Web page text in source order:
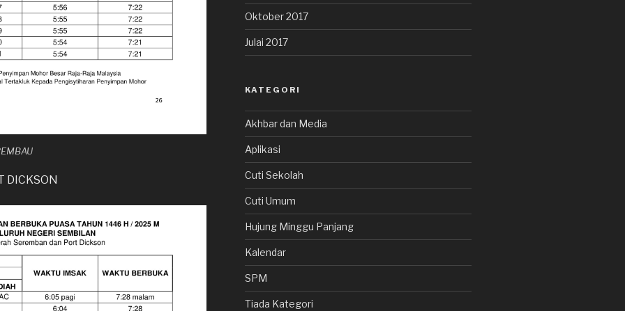
DICKSON
Oktober 2017
Julai 2017
KATEGORI
Akhbar dan Media
Aplikasi
Cuti Sekolah
Cuti Umum
Hujung Minggu Panjang
Kalendar
SPM
Tiada Kategori